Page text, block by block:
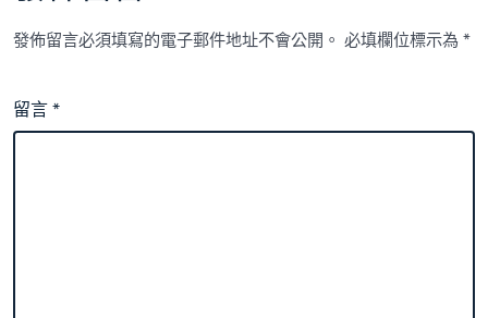
發佈留言必須填寫的電子郵件地址不會公開。 必填欄位標示為*
留言*